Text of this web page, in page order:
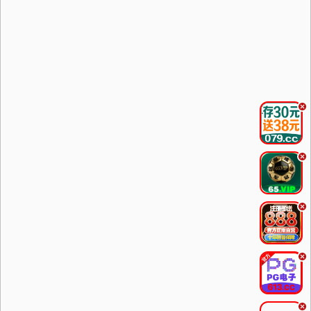
.
.
.
.